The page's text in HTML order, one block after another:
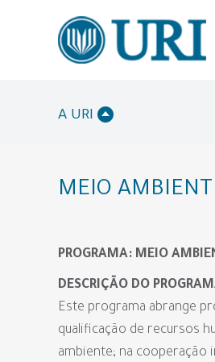
A URI
MEIO
PROGRAMA: MEIO
DESCRIÇÃO DO
Este programa abrange
qualificação de recursos
ambiente; na cooperação